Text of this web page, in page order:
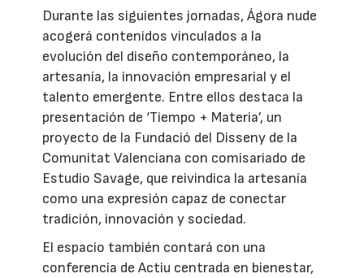
Durante las siguientes jornadas, Ágora nude
acogerá contenidos vinculados a la
evolución del diseño contemporáneo, la
artesanía, la innovación empresarial y el
talento emergente. Entre ellos destaca la
presentación de ‘Tiempo + Materia’, un
proyecto de la Fundació del Disseny de la
Comunitat Valenciana con comisariado de
Estudio Savage, que reivindica la artesanía
como una expresión capaz de conectar
tradición, innovación y sociedad.
El espacio también contará con una
conferencia de Actiu centrada en bienestar,